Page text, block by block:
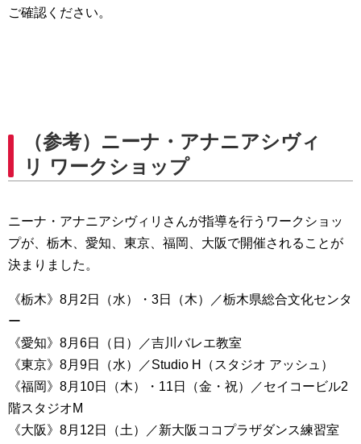
ご確認ください。
（参考）ニーナ・アナニアシヴィ
リ ワークショップ
ニーナ・アナニアシヴィリさんが指導を行うワークショッ
プが、栃木、愛知、東京、福岡、大阪で開催されることが
決まりました。
《栃木》8月2日（水）・3日（木）／栃木県総合文化センタ
ー
《愛知》8月6日（日）／吉川バレエ教室
《東京》8月9日（水）／Studio H（スタジオ アッシュ）
《福岡》8月10日（木）・11日（金・祝）／セイコービル2
階スタジオM
《大阪》8月12日（土）／新大阪ココプラザダンス練習室